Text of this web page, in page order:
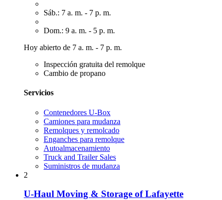
Sáb.: 7 a. m. - 7 p. m.
Dom.: 9 a. m. - 5 p. m.
Hoy abierto de 7 a. m. - 7 p. m.
Inspección gratuita del remolque
Cambio de propano
Servicios
Contenedores U-Box
Camiones para mudanza
Remolques y remolcado
Enganches para remolque
Autoalmacenamiento
Truck and Trailer Sales
Suministros de mudanza
2
U-Haul Moving & Storage of Lafayette